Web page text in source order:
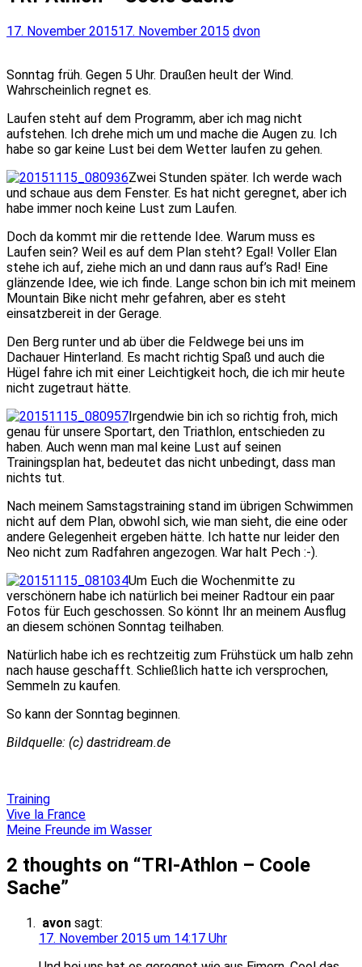
17. November 201517. November 2015 dvon
Sonntag früh. Gegen 5 Uhr. Draußen heult der Wind.
Wahrscheinlich regnet es.
Laufen steht auf dem Programm, aber ich mag nicht
aufstehen. Ich drehe mich um und mache die Augen zu. Ich
habe so gar keine Lust bei dem Wetter laufen zu gehen.
Zwei Stunden später. Ich werde wach
und schaue aus dem Fenster. Es hat nicht geregnet, aber ich
habe immer noch keine Lust zum Laufen.
Doch da kommt mir die rettende Idee. Warum muss es
Laufen sein? Weil es auf dem Plan steht? Egal! Voller Elan
stehe ich auf, ziehe mich an und dann raus auf’s Rad! Eine
glänzende Idee, wie ich finde. Lange schon bin ich mit meinem
Mountain Bike nicht mehr gefahren, aber es steht
einsatzbereit in der Gerage.
Den Berg runter und ab über die Feldwege bei uns im
Dachauer Hinterland. Es macht richtig Spaß und auch die
Hügel fahre ich mit einer Leichtigkeit hoch, die ich mir heute
nicht zugetraut hätte.
Irgendwie bin ich so richtig froh, mich
genau für unsere Sportart, den Triathlon, entschieden zu
haben. Auch wenn man mal keine Lust auf seinen
Trainingsplan hat, bedeutet das nicht unbedingt, dass man
nichts tut.
Nach meinem Samstagstraining stand im übrigen Schwimmen
nicht auf dem Plan, obwohl sich, wie man sieht, die eine oder
andere Gelegenheit ergeben hätte. Ich hatte nur leider den
Neo nicht zum Radfahren angezogen. War halt Pech :-).
Um Euch die Wochenmitte zu
verschönern habe ich natürlich bei meiner Radtour ein paar
Fotos für Euch geschossen. So könnt Ihr an meinem Ausflug
an diesem schönen Sonntag teilhaben.
Natürlich habe ich es rechtzeitig zum Frühstück um halb zehn
nach hause geschafft. Schließlich hatte ich versprochen,
Semmeln zu kaufen.
So kann der Sonntag beginnen.
Bildquelle: (c) dastridream.de
Training
Beitragsnavigation
Vive la France
Meine Freunde im Wasser
2 thoughts on “TRI-Athlon – Coole
Sache”
avon sagt:
17. November 2015 um 14:17 Uhr